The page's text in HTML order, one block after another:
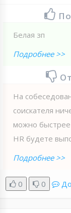
Белая зп
Подробнее >>
На
соискателя
можно
HR будете
Подробнее >>
0 0